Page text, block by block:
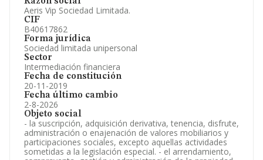
Aeris Vip Sociedad Limitada.
CIF
B40617862
Forma jurídica
Sociedad limitada unipersonal
Sector
Intermediación financiera
Fecha de constitución
20-11-2019
Fecha último cambio
2-8-2026
Objeto social
- la suscripción, adquisición derivativa, tenencia, disfrute,
administración o enajenación de valores mobiliarios y
participaciones sociales, excepto aquellas actividades
sometidas a la legislación especial. - el arrendamiento,